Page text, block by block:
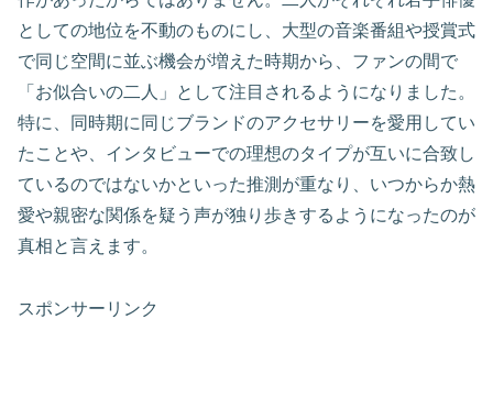
としての地位を不動のものにし、大型の音楽番組や授賞式
で同じ空間に並ぶ機会が増えた時期から、ファンの間で
「お似合いの二人」として注目されるようになりました。
特に、同時期に同じブランドのアクセサリーを愛用してい
たことや、インタビューでの理想のタイプが互いに合致し
ているのではないかといった推測が重なり、いつからか熱
愛や親密な関係を疑う声が独り歩きするようになったのが
真相と言えます。
スポンサーリンク